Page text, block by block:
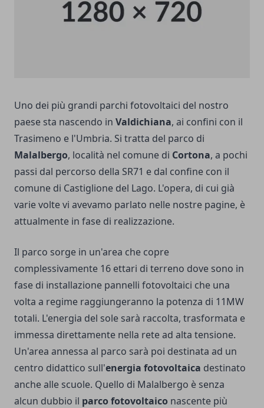
Uno dei più grandi parchi fotovoltaici del nostro
paese sta nascendo in Valdichiana, ai confini con il
Trasimeno e l'Umbria. Si tratta del parco di
Malalbergo, località nel comune di Cortona, a pochi
passi dal percorso della SR71 e dal confine con il
comune di Castiglione del Lago. L'opera, di cui già
varie volte vi avevamo parlato nelle nostre pagine, è
attualmente in fase di realizzazione.
Il parco sorge in un'area che copre
complessivamente 16 ettari di terreno dove sono in
fase di installazione pannelli fotovoltaici che una
volta a regime raggiungeranno la potenza di 11MW
totali. L'energia del sole sarà raccolta, trasformata e
immessa direttamente nella rete ad alta tensione.
Un'area annessa al parco sarà poi destinata ad un
centro didattico sull'energia fotovoltaica destinato
anche alle scuole. Quello di Malalbergo è senza
alcun dubbio il parco fotovoltaico nascente più